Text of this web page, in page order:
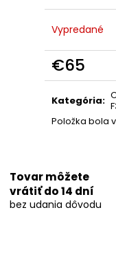
Vypredané
€65
Jednotková
Kategória:
Položka bola
Tovar môžete
vrátiť do 14 dní
bez udania dôvodu